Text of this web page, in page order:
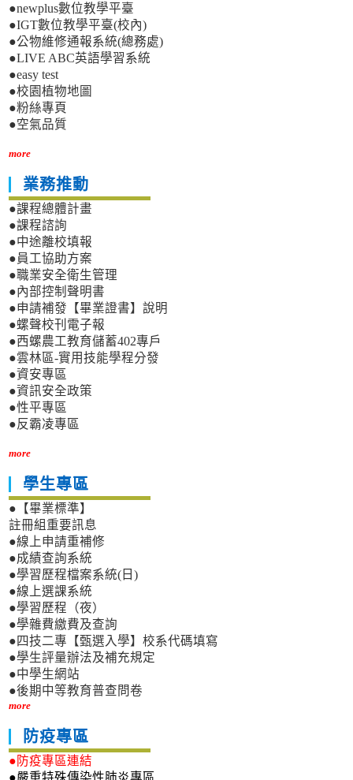
●newplus數位教學平臺
●IGT數位教學平臺(校內)
●公物維修通報系統(總務處)
●LIVE ABC英語學習系統
●easy test
●校園植物地圖
●粉絲專頁
●空氣品質
more
業務推動
●課程總體計畫
●課程諮詢
●中途離校填報
●員工協助方案
●職業安全衛生管理
●內部控制聲明書
●申請補發【畢業證書】說明
●螺聲校刊電子報
●西螺農工教育儲蓄402專戶
●雲林區-實用技能學程分發
●資安專區
●資訊安全政策
●性平專區
●反霸凌專區
more
學生專區
●【畢業標準】
註冊組重要訊息
●線上申請重補修
●成績查詢系統
●學習歷程檔案系統(日)
●線上選課系統
●學習歷程（夜）
●學雜費繳費及查詢
●四技二專【甄選入學】校系代碼填寫
●學生評量辦法及補充規定
●中學生網站
●後期中等教育普查問卷
more
防疫專區
●防疫專區連結
●嚴重特殊傳染性肺炎專區